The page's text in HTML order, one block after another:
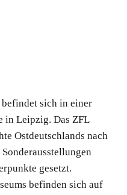
sich in einer
in Leipzig. Das ZFL
Ostdeutschlands nach
gesetzt.
befinden sich auf